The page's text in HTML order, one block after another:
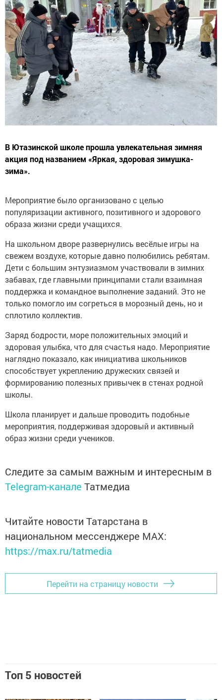
В Ютазинской школе прошла увлекательная зимняя
акция под названием «Яркая, здоровая зимушка-
зима».
Мероприятие было организовано с целью
популяризации активного, позитивного и здорового
образа жизни среди учащихся.
На школьном дворе развернулись весёлые игры на
свежем воздухе, которые давно полюбились ребятам.
Дети с большим энтузиазмом участвовали в зимних
забавах, где главными принципами стали взаимная
поддержка и командное выполнение заданий. Это не
только помогло им согреться в морозный день, но и
сплотило коллектив.
Заряд бодрости, море положительных эмоций и
здоровая улыбка, что для счастья надо. Мероприятие
наглядно показало, как инициатива школьников
способствует укреплению дружеских связей и
формированию полезных привычек в стенах родной
школы.
Школа планирует и дальше проводить подобные
мероприятия, поддерживая здоровый и активный
образ жизни среди учеников.
Следите за самым важным и интересным в
Telegram-канале Татмедиа
Читайте новости Татарстана в
национальном мессенджере MАХ:
https://max.ru/tatmedia
Перейти на страницу новости
Топ 5 новостей